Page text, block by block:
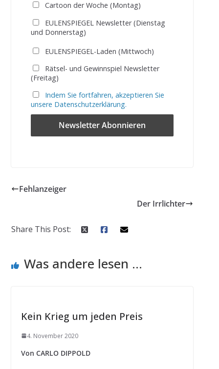
Cartoon der Woche (Montag)
EULENSPIEGEL Newsletter (Dienstag
und Donnerstag)
EULENSPIEGEL-Laden (Mittwoch)
Rätsel- und Gewinnspiel Newsletter
(Freitag)
Indem Sie fortfahren, akzeptieren Sie
unsere Datenschutzerklärung.
Fehlanzeiger
Der Irrlichter
Share This Post:
Was andere lesen ...
Kein Krieg um jeden Preis
4. November 2020
Von CARLO DIPPOLD